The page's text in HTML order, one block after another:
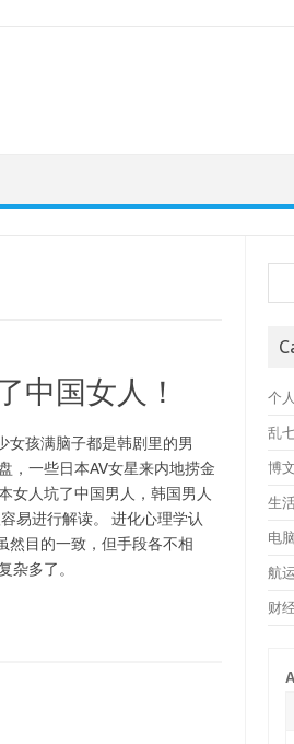
中国女人！
女孩满脑子都是韩剧里的男
，一些日本AV女星来内地捞金
女人坑了中国男人，韩国男人
易进行解读。 进化心理学认
然目的一致，但手段各不相
杂多了。
个
乱
博
生
电
航
财